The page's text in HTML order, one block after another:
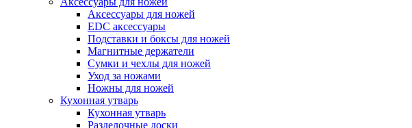
Аксессуары для ножей
EDC аксессуары
Подставки и боксы для ножей
Магнитные держатели
Сумки и чехлы для ножей
Уход за ножами
Ножны для ножей
Кухонная утварь
Кухонная утварь
Разделочные доски